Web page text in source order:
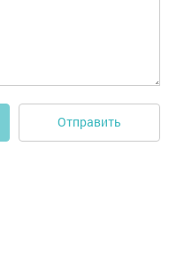
Отправить